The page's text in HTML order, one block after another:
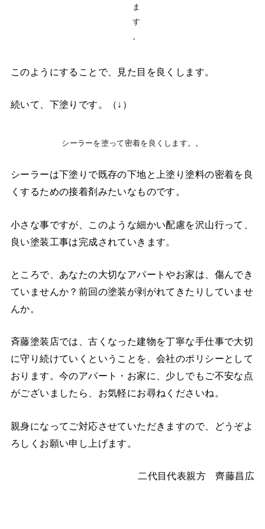
ま
す
。
このようにすることで、見た目を良くします。
続いて、下塗りです。（↓）
シーラーを塗って密着を良くします。。
シーラーは下塗りで既存の下地と上塗り塗料の密着を良
くするための接着剤みたいなものです。
小さな事ですが、このような細かい配慮を沢山行って、
良い塗装工事は完成されていきます。
ところで、あなたの大切なアパートやお家は、傷んでき
ていませんか？前回の塗装が剥がれてきたりしていませ
んか。
斉藤塗装店では、古くなった建物を丁寧な手仕事で大切
に守り続けていくということを、会社のポリシーとして
おります。今のアパート・お家に、少しでもご不安な点
がございましたら、お気軽にお尋ねくださいね。
親身になってご対応させていただきますので、どうぞよ
ろしくお願い申し上げます。
二代目代表親方 齊藤昌広